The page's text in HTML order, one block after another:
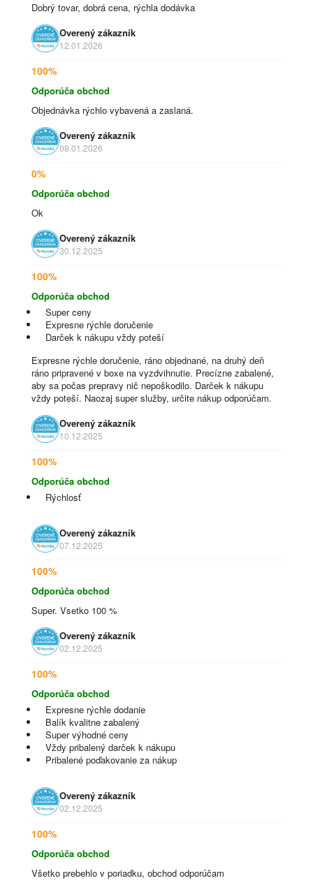
Dobrý tovar, dobrá cena, rýchla dodávka
Overený zákazník
12.01.2026
100%
Odporúča obchod
Objednávka rýchlo vybavená a zaslaná.
Overený zákazník
08.01.2026
0%
Odporúča obchod
Ok
Overený zákazník
30.12.2025
100%
Odporúča obchod
Super ceny
Expresne rýchle doručenie
Darček k nákupu vždy poteší
Expresne rýchle doručenie, ráno objednané, na druhý deň
ráno pripravené v boxe na vyzdvihnutie. Precízne zabalené,
aby sa počas prepravy nič nepoškodilo. Darček k nákupu
vždy poteší. Naozaj super služby, určite nákup odporúčam.
Overený zákazník
10.12.2025
100%
Odporúča obchod
Rýchlosť
Overený zákazník
07.12.2025
100%
Odporúča obchod
Super. Vsetko 100 %
Overený zákazník
02.12.2025
100%
Odporúča obchod
Expresne rýchle dodanie
Balík kvalitne zabalený
Super výhodné ceny
Vždy pribalený darček k nákupu
Pribalené poďakovanie za nákup
Overený zákazník
02.12.2025
100%
Odporúča obchod
Všetko prebehlo v poriadku, obchod odporúčam